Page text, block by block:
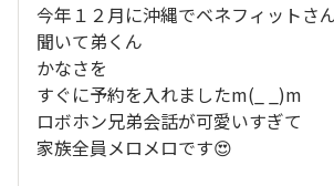
今年１２月に沖縄でベネフィットさ
聞いて弟くん
かなさを
すぐに予約を入れましたm(_ _)m
ロボホン兄弟会話が可愛いすぎて
家族全員メロメロです😍